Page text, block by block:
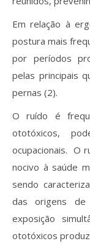
Em relação à
postura mais
por períodos
pelas principais
pernas (2).
O ruído é
ototóxicos,
ocupacionais. O
nocivo à saúde
sendo
das origens de
exposição
ototóxicos